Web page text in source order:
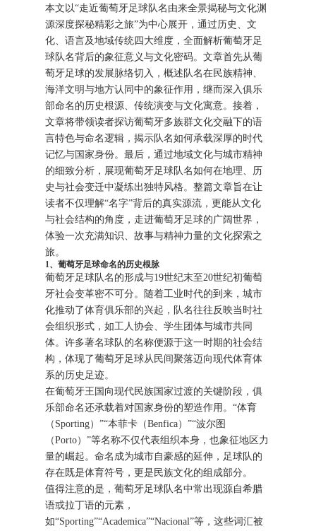
本文以“走近葡萄牙足球队名由来全景揭秘与文化渊
源深度探秘精彩之旅”为中心展开，通过历史、文
化、语言及地域传统四大维度，全面解析葡萄牙足
球队名背后的象征意义与文化密码。文章首先从葡
萄牙足球的发展脉络切入，概述队名在民族精神、
海洋文明与地方认同中的象征作用，继而深入俱乐
部命名的历史根源、传统演变与文化寓意。接着，
文章将带领读者探访葡萄牙多族群文化交融下的语
言特色与命名逻辑，揭示队名如何承载深厚的时代
记忆与国家身份。最后，通过地域文化与城市精神
的细致分析，展现葡萄牙足球队名如何在地理、历
史与社会变迁中凝练出独特风格。整篇文章旨在让
读者不仅理解“名字”背后的真实源流，更能从文化
与社会结构的角度，走进葡萄牙足球的广阔世界，
体验一次充满知识、故事与精神力量的文化探索之
旅。
1、葡萄牙足球命名的历史根脉
葡萄牙足球队名的形成与19世纪末至20世纪初葡萄
牙社会变革密不可分。随着工业时代的到来，城市
化推动了体育俱乐部的兴起，队名往往反映当时社
会组织形式，如工人协会、学生团体与城市共同
体。许多著名球队的名称便源于这一时期的社会结
构，体现了葡萄牙足球从民间聚落迈向现代体育体
系的历史足迹。
在葡萄牙王国向现代民族国家过渡的关键阶段，俱
乐部命名还承载着对国家身份的塑造作用。“体育
（Sporting）”“本菲卡（Benfica）”“波尔图
（Porto）”等名称不仅代表组织本身，也象征地区力
量的崛起。命名成为城市自豪感的延伸，足球队的
存在既是体育符号，更是民族文化的组成部分。
值得注意的是，葡萄牙足球队名中常出现源自希腊
语或拉丁语的元素，
如“Sporting”“Academica”“Nacional”等，这些词汇被